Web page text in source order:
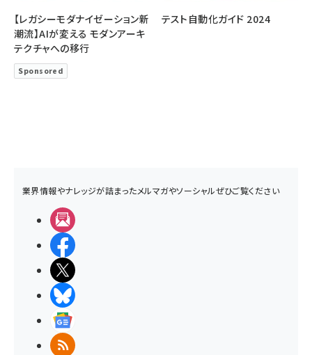
業界情報やナレッジが詰まったメルマガやソーシャルぜひご覧ください
RSS
【レガシーモダナイゼーション新
潮流】AIが変える モダンアーキ
テクチャへの移行
Sponsored
テスト自動化ガイド 2024